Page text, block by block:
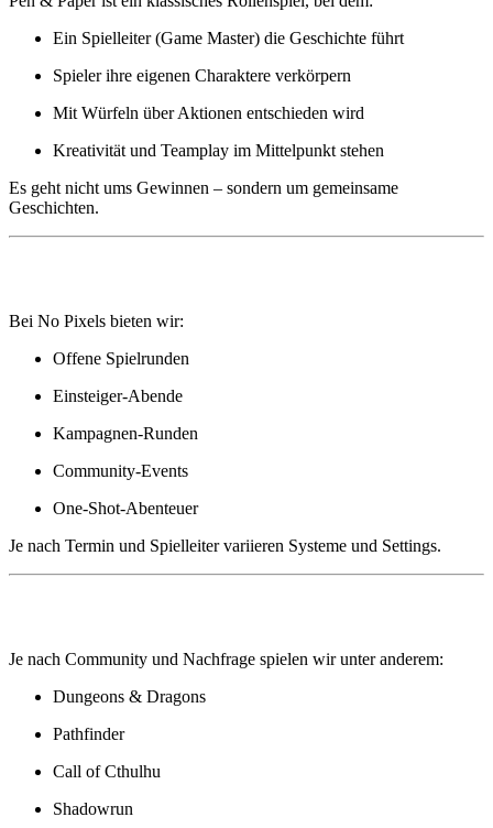
Ein Spielleiter (Game Master) die Geschichte führt
Spieler ihre eigenen Charaktere verkörpern
Mit Würfeln über Aktionen entschieden wird
Kreativität und Teamplay im Mittelpunkt stehen
Es geht nicht ums Gewinnen – sondern um gemeinsame
Geschichten.
Bei No Pixels bieten wir:
Offene Spielrunden
Einsteiger-Abende
Kampagnen-Runden
Community-Events
One-Shot-Abenteuer
Je nach Termin und Spielleiter variieren Systeme und Settings.
Je nach Community und Nachfrage spielen wir unter anderem:
Dungeons & Dragons
Pathfinder
Call of Cthulhu
Shadowrun